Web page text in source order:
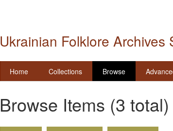
Ukrainian Folklore Archives
Home Collections Browse
Browse Items (3 total)